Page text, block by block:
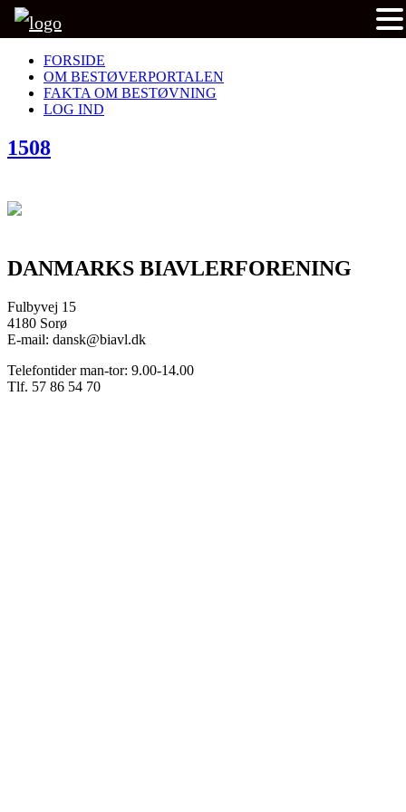
FORSIDE
OM BESTØVERPORTALEN
FAKTA OM BESTØVNING
LOG IND
1508
DANMARKS BIAVLERFORENING
Fulbyvej 15
4180 Sorø
E-mail: dansk@biavl.dk
Telefontider man-tor: 9.00-14.00
Tlf. 57 86 54 70